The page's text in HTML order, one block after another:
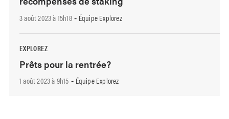
3 août 2023 à 15h18- Équipe Explorez
EXPLOREZ
Prêts pour la rentrée?
1 août 2023 à 9h15 - Équipe Explorez